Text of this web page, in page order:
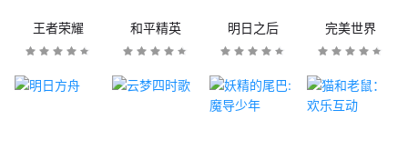
王者荣耀 和平精英 明日之后 完美世界